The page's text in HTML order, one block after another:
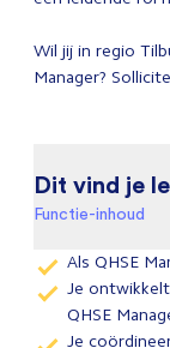
Wil jij in regio
Manager?
Dit vind je
Functie-inhoud
Als QHSE
Je
QHSE
Je